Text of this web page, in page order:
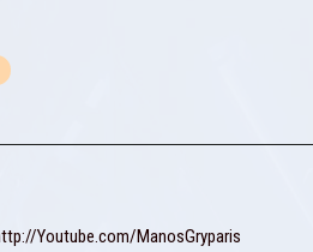
Youtube.com/ManosGryparis